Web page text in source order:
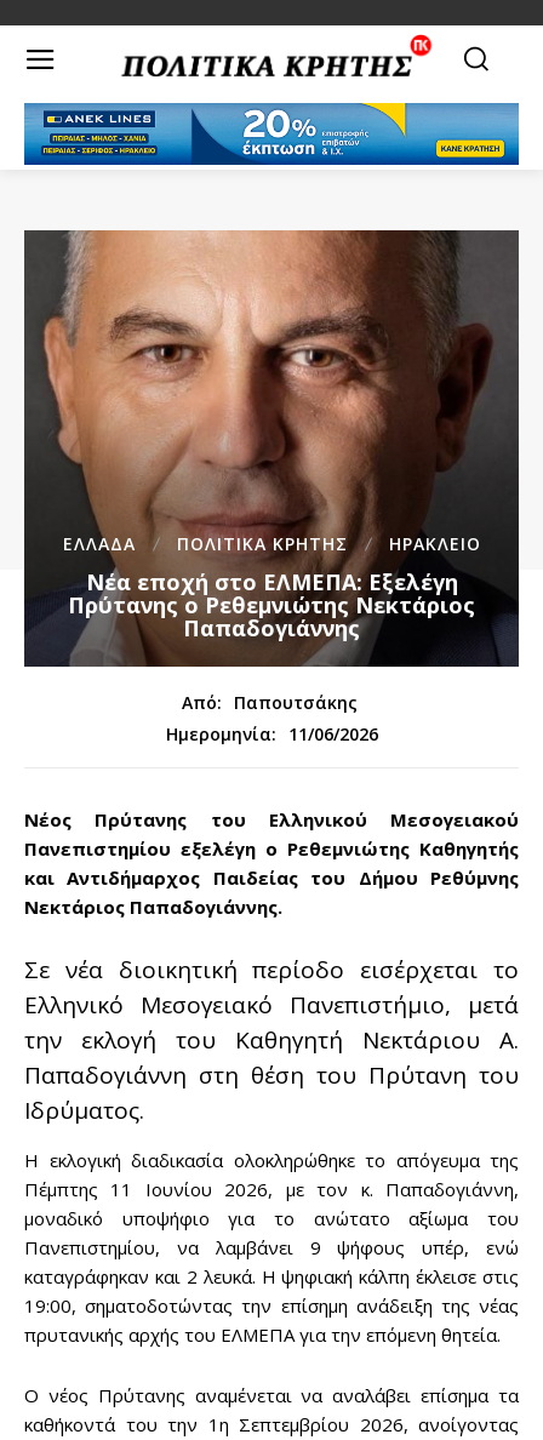
ΕΛΛΑΔΑ ΠΟΛΙΤΙΚΆ ΚΡΉΤΗΣ ΗΡΑΚΛΕΙΟ
Νέα εποχή στο ΕΛΜΕΠΑ: Εξελέγη
Πρύτανης ο Ρεθεμνιώτης Νεκτάριος
Παπαδογιάννης
Από:
Παπουτσάκης
Ημερομηνία:
11/06/2026
Νέος Πρύτανης του Ελληνικού Μεσογειακού
Πανεπιστημίου εξελέγη ο Ρεθεμνιώτης Καθηγητής
και Αντιδήμαρχος Παιδείας του Δήμου Ρεθύμνης
Νεκτάριος Παπαδογιάννης.
Σε νέα διοικητική περίοδο εισέρχεται το
Ελληνικό Μεσογειακό Πανεπιστήμιο, μετά
την εκλογή του Καθηγητή Νεκτάριου Α.
Παπαδογιάννη στη θέση του Πρύτανη του
Ιδρύματος.
Η εκλογική διαδικασία ολοκληρώθηκε το απόγευμα της
Πέμπτης 11 Ιουνίου 2026, με τον κ. Παπαδογιάννη,
μοναδικό υποψήφιο για το ανώτατο αξίωμα του
Πανεπιστημίου, να λαμβάνει 9 ψήφους υπέρ, ενώ
καταγράφηκαν και 2 λευκά. Η ψηφιακή κάλπη έκλεισε στις
19:00, σηματοδοτώντας την επίσημη ανάδειξη της νέας
πρυτανικής αρχής του ΕΛΜΕΠΑ για την επόμενη θητεία.
Ο νέος Πρύτανης αναμένεται να αναλάβει επίσημα τα
καθήκοντά του την 1η Σεπτεμβρίου 2026, ανοίγοντας